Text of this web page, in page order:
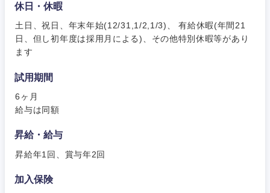
休日・休暇
土日、祝日、年末年始(12/31,1/2,1/3)、 有給休暇(年間21
日、但し初年度は採用月による)、その他特別休暇等があり
ます
試用期間
6ヶ月
給与は同額
昇給・給与
昇給年1回、賞与年2回
加入保険
石川県 福井県